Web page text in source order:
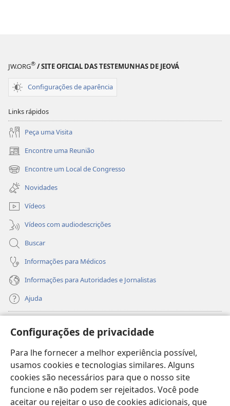
Configurações de privacidade
Para lhe fornecer a melhor experiência possível,
usamos cookies e tecnologias similares. Alguns
cookies são necessários para que o nosso site
funcione e não podem ser rejeitados. Você pode
aceitar ou rejeitar o uso de cookies adicionais, que
JW.ORG® / SITE OFICIAL DAS TESTEMUNHAS DE JEOVÁ
Configurações de aparência
Links rápidos
Peça uma Visita
Encontre uma Reunião
(abre
nova
janela)
Encontre um Local de Congresso
(abre
nova
janela)
Novidades
Vídeos
Vídeos com audiodescrições
Buscar
Informações para Médicos
Informações para Autoridades e Jornalistas
Ajuda
(abre
nova
janela)
Biblioteca On-line da Torre de Vigia™
(abre
nova
janela)JW Hub
(abre
nova
janela)JW Library